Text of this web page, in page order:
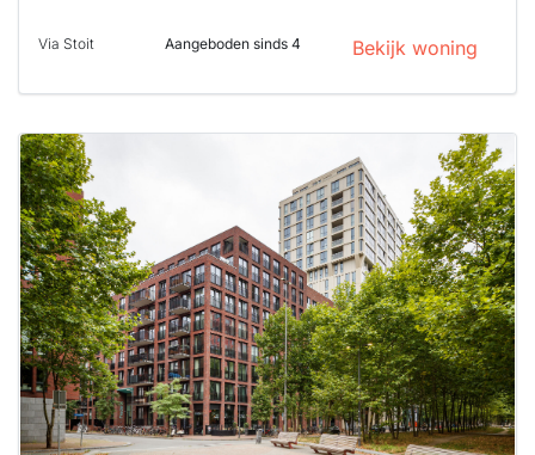
Via Stoit Aangeboden sinds 4 Bekijk woning
Deze woning
is
waarschijnlijk
al verhuurd
Om kans te
maken moet je
binnen 15
minuten
reageren.
Stekkies helpt
je hierbij!